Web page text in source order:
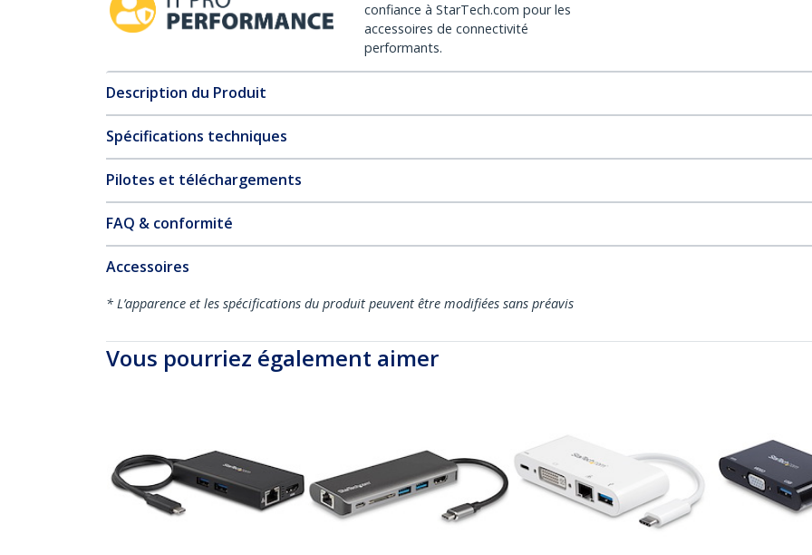
confiance à StarTech.com pour les
accessoires de connectivité
performants.
Description du Produit
Spécifications techniques
Pilotes et téléchargements
FAQ & conformité
Accessoires
* L’apparence et les spécifications du produit peuvent être modifiées sans préavis
Vous pourriez également aimer